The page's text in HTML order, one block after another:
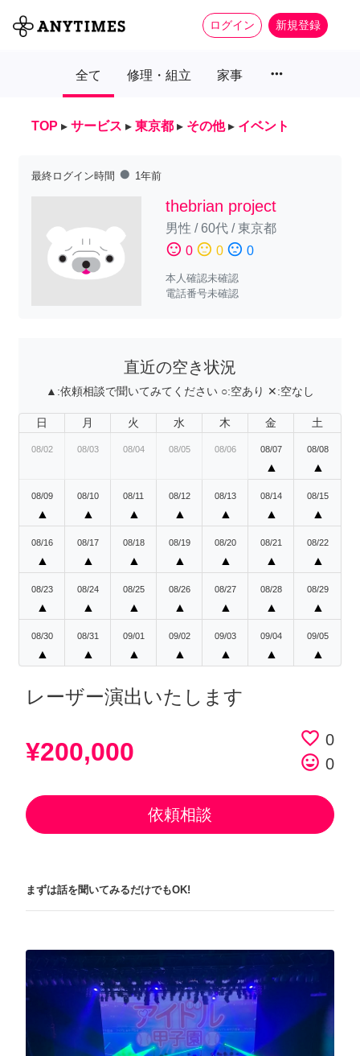
ログイン 新規登録
全て 修理・組立 家事 more_horiz
TOP ▸ サービス ▸ 東京都 ▸ その他 ▸ イベント
最終ログイン時間 fiber_manual_record 1年前
thebrian project
男性 /60代/東京都
sentiment_satisfied 0 sentiment_neutral 0 sentiment_dissatisfied 0
本人確認未確認
電話番号未確認
直近の空き状況
▲:依頼相談で聞いてみてください ○:空あり ✕:空なし
日 月 火 水 木 金 土
08/02 08/03 08/04 08/05 08/06 08/07
▲
08/08
▲
08/09
▲
08/10
▲
08/11
▲
08/12
▲
08/13
▲
08/14
▲
08/15
▲
08/16
▲
08/17
▲
08/18
▲
08/19
▲
08/20
▲
08/21
▲
08/22
▲
08/23
▲
08/24
▲
08/25
▲
08/26
▲
08/27
▲
08/28
▲
08/29
▲
08/30
▲
08/31
▲
09/01
▲
09/02
▲
09/03
▲
09/04
▲
09/05
▲
レーザー演出いたします
¥200,000 favorite_border 0
tag_faces 0
依頼相談
まずは話を聞いてみるだけでもOK!